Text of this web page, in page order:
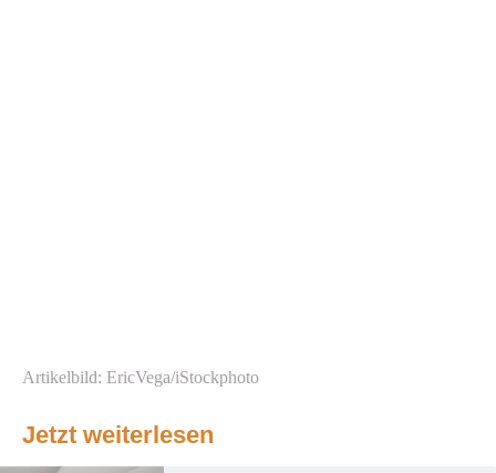
Artikelbild: EricVega/iStockphoto
Jetzt weiterlesen